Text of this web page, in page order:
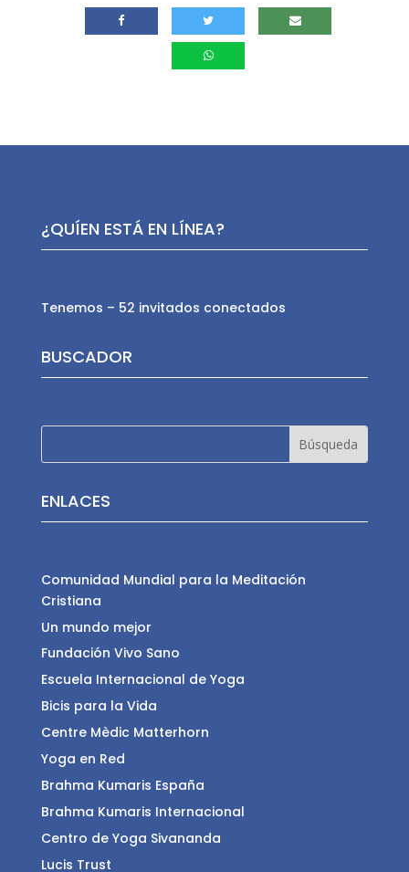
¿QUÍEN ESTÁ EN LÍNEA?
Tenemos – 52 invitados conectados
BUSCADOR
ENLACES
Comunidad Mundial para la Meditación
Cristiana
Un mundo mejor
Fundación Vivo Sano
Escuela Internacional de Yoga
Bicis para la Vida
Centre Mèdic Matterhorn
Yoga en Red
Brahma Kumaris España
Brahma Kumaris Internacional
Centro de Yoga Sivananda
Lucis Trust